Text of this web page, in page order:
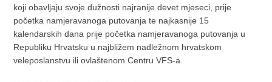
koji obavljaju svoje dužnosti najranije devet mjeseci, prije
početka namjeravanoga putovanja te najkasnije 15
kalendarskih dana prije početka namjeravanoga putovanja u
Republiku Hrvatsku u najbližem nadležnom hrvatskom
veleposlanstvu ili ovlaštenom Centru VFS-a.